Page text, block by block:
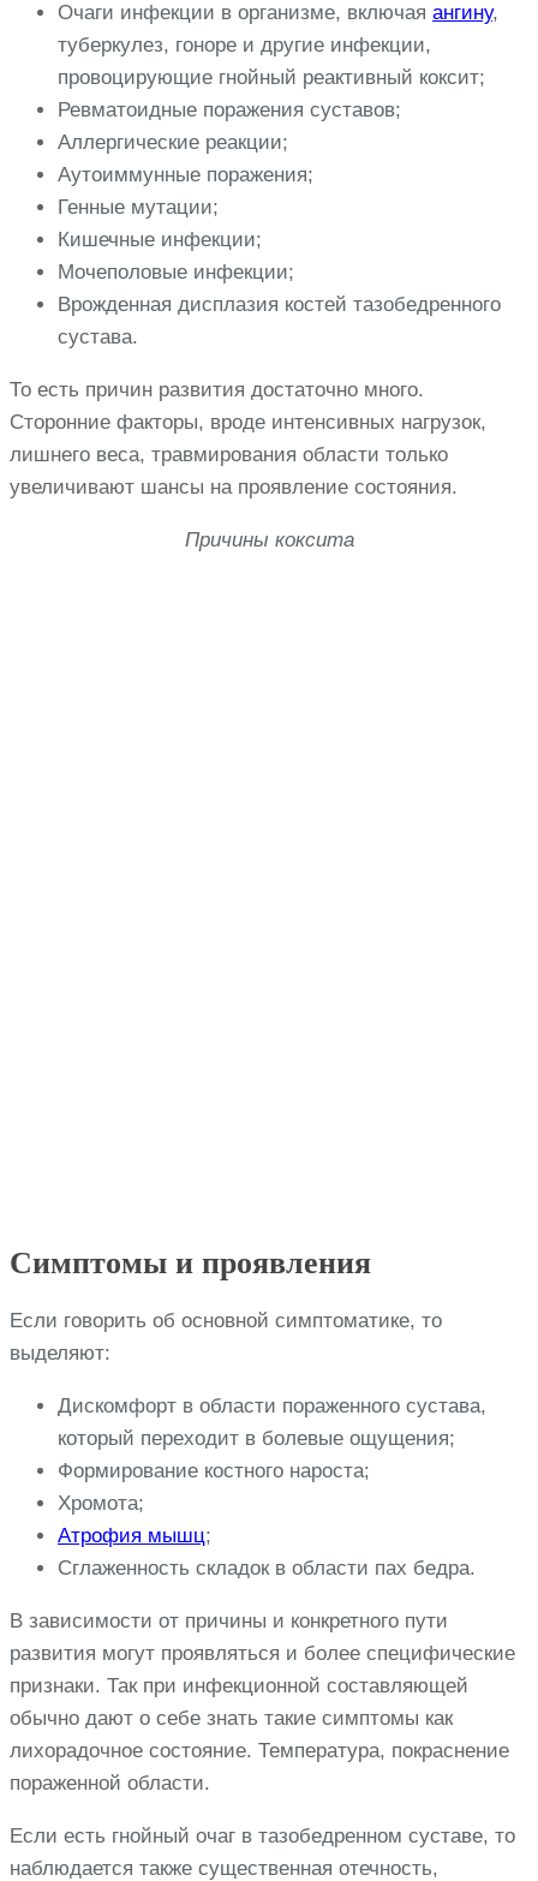
Очаги инфекции в организме, включая ангину,
туберкулез, гоноре и другие инфекции,
провоцирующие гнойный реактивный коксит;
Ревматоидные поражения суставов;
Аллергические реакции;
Аутоиммунные поражения;
Генные мутации;
Кишечные инфекции;
Мочеполовые инфекции;
Врожденная дисплазия костей тазобедренного
сустава.
То есть причин развития достаточно много.
Сторонние факторы, вроде интенсивных нагрузок,
лишнего веса, травмирования области только
увеличивают шансы на проявление состояния.
Причины коксита
Симптомы и проявления
Если говорить об основной симптоматике, то
выделяют:
Дискомфорт в области пораженного сустава,
который переходит в болевые ощущения;
Формирование костного нароста;
Хромота;
Атрофия мышц;
Сглаженность складок в области пах бедра.
В зависимости от причины и конкретного пути
развития могут проявляться и более специфические
признаки. Так при инфекционной составляющей
обычно дают о себе знать такие симптомы как
лихорадочное состояние. Температура, покраснение
пораженной области.
Если есть гнойный очаг в тазобедренном суставе, то
наблюдается также существенная отечность,